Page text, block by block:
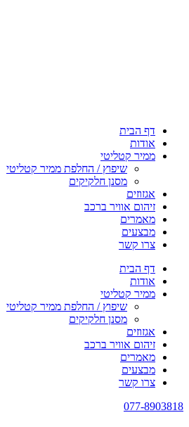
דף הבית
אודות
ממיר קטליטי
שיפוץ / החלפת ממיר קטליטי
מסנן חלקיקים
אגזוזים
זיהום אוויר ברכב
מאמרים
מבצעים
צרו קשר
דף הבית
אודות
ממיר קטליטי
שיפוץ / החלפת ממיר קטליטי
מסנן חלקיקים
אגזוזים
זיהום אוויר ברכב
מאמרים
מבצעים
צרו קשר
077-8903818